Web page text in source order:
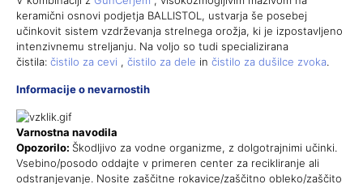
keramični osnovi podjetja BALLISTOL, ustvarja še posebej
učinkovit sistem vzdrževanja strelnega orožja, ki je izpostavljeno
intenzivnemu streljanju. Na voljo so tudi specializirana
čistila: čistilo za cevi , čistilo za dele in čistilo za dušilce zvoka.
Informacije o nevarnostih
Varnostna navodila
Opozorilo: Škodljivo za vodne organizme, z dolgotrajnimi učinki.
Vsebino/posodo oddajte v primeren center za recikliranje ali
odstranjevanje. Nosite zaščitne rokavice/zaščitno obleko/zaščito